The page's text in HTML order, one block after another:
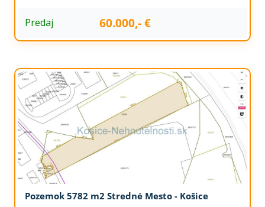
Predaj 60.000,- €
Pozemok 5782 m2 Stredné Mesto - Košice